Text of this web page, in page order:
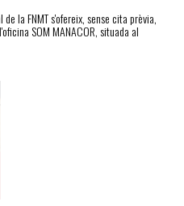
la FNMT s'ofereix, sense cita prèvia,
SOM MANACOR, situada al